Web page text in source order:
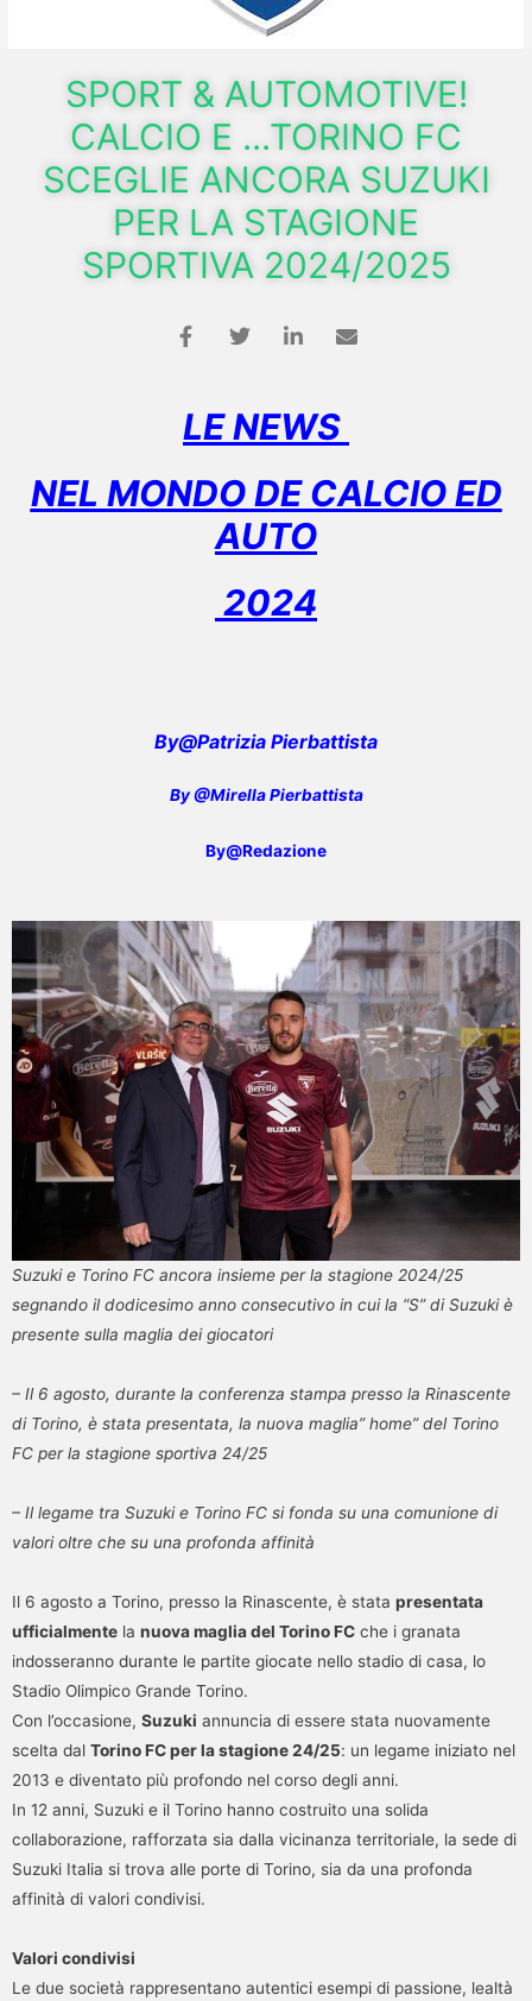
SPORT & AUTOMOTIVE!
CALCIO E ...TORINO FC
SCEGLIE ANCORA SUZUKI
PER LA STAGIONE
SPORTIVA 2024/2025
LE NEWS
NEL MONDO DE CALCIO ED
AUTO
2024
By@Patrizia Pierbattista
By @Mirella Pierbattista
By@Redazione
Suzuki e Torino FC ancora insieme per la stagione 2024/25
segnando il dodicesimo anno consecutivo in cui la “S” di Suzuki è
presente sulla maglia dei giocatori
– Il 6 agosto, durante la conferenza stampa presso la Rinascente
di Torino, è stata presentata, la nuova maglia” home” del Torino
FC per la stagione sportiva 24/25
– Il legame tra Suzuki e Torino FC si fonda su una comunione di
valori oltre che su una profonda affinità
Il 6 agosto a Torino, presso la Rinascente, è stata presentata
ufficialmente la nuova maglia del Torino FC che i granata
indosseranno durante le partite giocate nello stadio di casa, lo
Stadio Olimpico Grande Torino.
Con l’occasione, Suzuki annuncia di essere stata nuovamente
scelta dal Torino FC per la stagione 24/25: un legame iniziato nel
2013 e diventato più profondo nel corso degli anni.
In 12 anni, Suzuki e il Torino hanno costruito una solida
collaborazione, rafforzata sia dalla vicinanza territoriale, la sede di
Suzuki Italia si trova alle porte di Torino, sia da una profonda
affinità di valori condivisi.
Valori condivisi
Le due società rappresentano autentici esempi di passione, lealtà